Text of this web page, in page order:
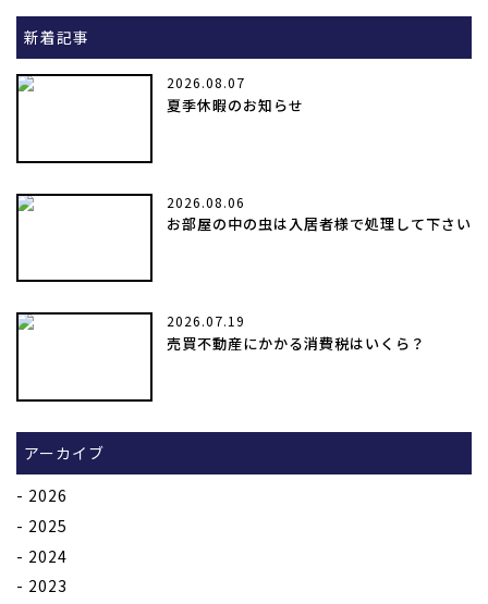
新着記事
2026.08.07
夏季休暇のお知らせ
2026.08.06
お部屋の中の虫は入居者様で処理して下さい
2026.07.19
売買不動産にかかる消費税はいくら？
アーカイブ
2026
2025
2024
2023